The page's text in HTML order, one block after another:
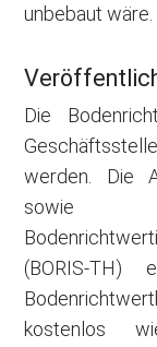
unbebaut wäre.
Die
werden. Die
sowie
(BORIS-
kostenlos